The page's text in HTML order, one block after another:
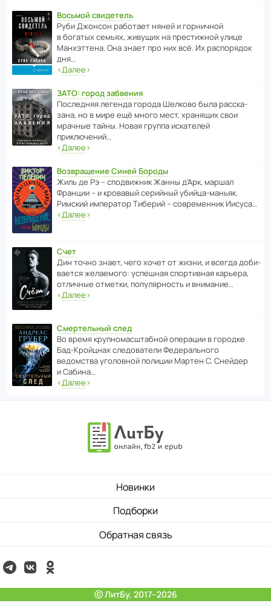
Восьмой свидетель
Руби Джонсон рабо­тает няней и горни­чной
в богатых семьях, живущих на прес­ти­жной улице
Манх­эт­тена. Она знает про них всё. Их распо­рядок
дня…
‹Далее›
ЗАТО: город забвения
После­дняя легенда города Шелково была расска­
зана, но в мире ещё много мест, хранящих свои
мрачные тайны. Новая группа иска­телей
приключений…
‹Далее›
Возвращение Синей Бороды
Жиль де Рэ – спод­ви­жник Жанны д’Арк, маршал
Франции – и кровавый серийный убийца-маньяк.
Римский импе­ратор Тиберий – совре­менник Иисуса…
‹Далее›
Счет
Дин точно знает, чего хочет от жизни, и всегда доби­
ва­ется жела­е­мого: успе­шная спор­ти­вная карьера,
отли­чные отметки, попу­ля­р­ность и внимание…
‹Далее›
Смертельный след
Во время круп­но­мас­ш­та­бной операции в городке
Бад‑Крой­цнах следо­ва­тели Феде­раль­ного
ведомства уголо­вной полиции Мартен С. Снейдер
и Сабина…
‹Далее›
Новинки
Подборки
Обратная связь
ⓒ ЛитБу, 2017–2026